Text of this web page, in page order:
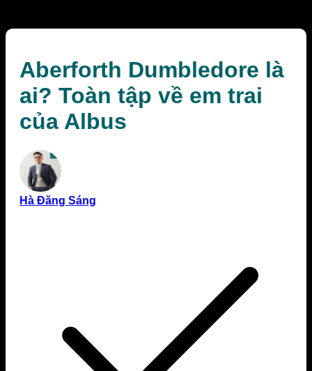
Aberforth Dumbledore là
ai? Toàn tập về em trai
của Albus
Hà Đăng Sáng